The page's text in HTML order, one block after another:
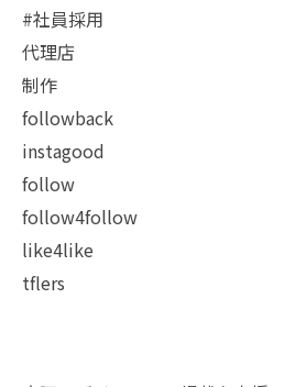
#社員採用
代理店
制作
followback
instagood
follow
follow4follow
like4like
tflers